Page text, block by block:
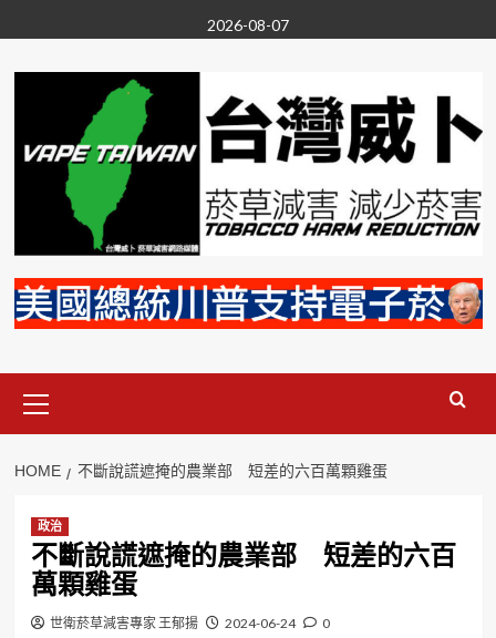
to
content
2026-08-07
Menu
HOME 不斷說謊遮掩的農業部 短差的六百萬顆雞蛋
政治
不斷說謊遮掩的農業部 短差的六百
萬顆雞蛋
世衛菸草減害專家 王郁揚 2024-06-24 0